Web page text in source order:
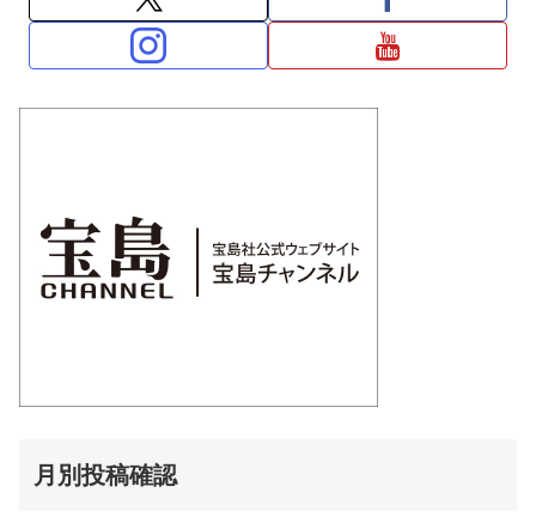
月別投稿確認